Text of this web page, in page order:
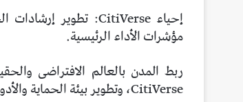
مؤشرات الأداء الرئيسية.
ربط المدن بالعالم الافتراضى
CitiVerse، وتطوير بيئة الحماية والأدوات التقنية ذات الصلة.